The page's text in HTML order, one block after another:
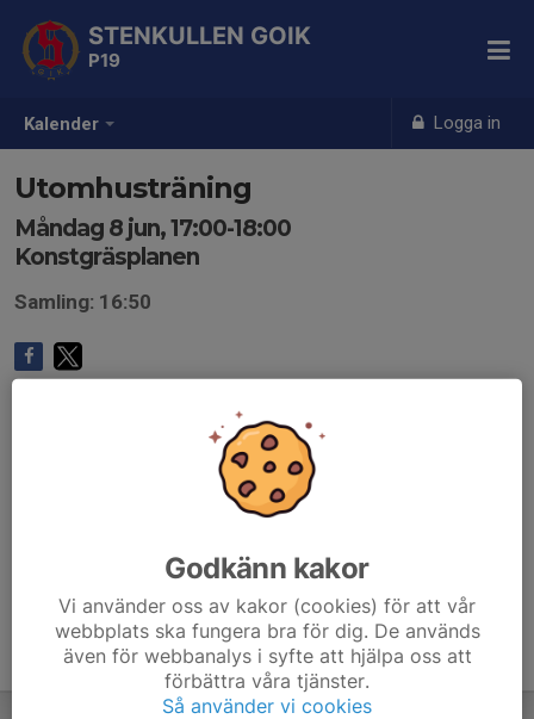
Kalender Logga in
STENKULLEN GOIK
P19
Utomhusträning
Måndag 8 jun, 17:00-18:00
Konstgräsplanen
Samling: 16:50
Godkänn kakor
Vi använder oss av kakor (cookies) för att vår
webbplats ska fungera bra för dig. De används
även för webbanalys i syfte att hjälpa oss att
förbättra våra tjänster.
Så använder vi cookies